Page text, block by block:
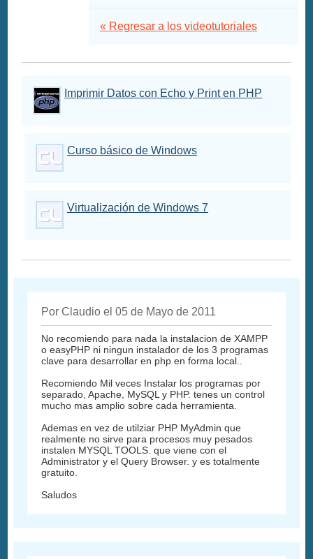
« Regresar a los videotutoriales
Imprimir Datos con Echo y Print en PHP
Curso básico de Windows
Virtualización de Windows 7
Por Claudio el 05 de Mayo de 2011
No recomiendo para nada la instalacion de XAMPP
o easyPHP ni ningun instalador de los 3 programas
clave para desarrollar en php en forma local..
Recomiendo Mil veces Instalar los programas por
separado, Apache, MySQL y PHP. tenes un control
mucho mas amplio sobre cada herramienta.
Ademas en vez de utilziar PHP MyAdmin que
realmente no sirve para procesos muy pesados
instalen MYSQL TOOLS. que viene con el
Administrator y el Query Browser. y es totalmente
gratuito.
Saludos